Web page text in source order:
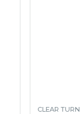
CLEAR TURN